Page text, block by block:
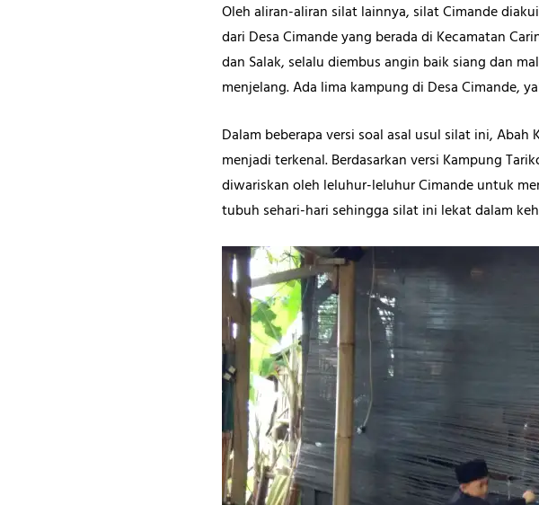
Oleh aliran-aliran silat lainnya, silat Cimande
dari Desa Cimande yang berada di Kecamatan
dan Salak, selalu diembus angin baik siang dan
menjelang. Ada lima kampung di Desa Cimande,
Dalam beberapa versi soal asal usul silat ini,
menjadi terkenal. Berdasarkan versi Kampung
diwariskan oleh leluhur-leluhur Cimande untuk
tubuh sehari-hari sehingga silat ini lekat dalam